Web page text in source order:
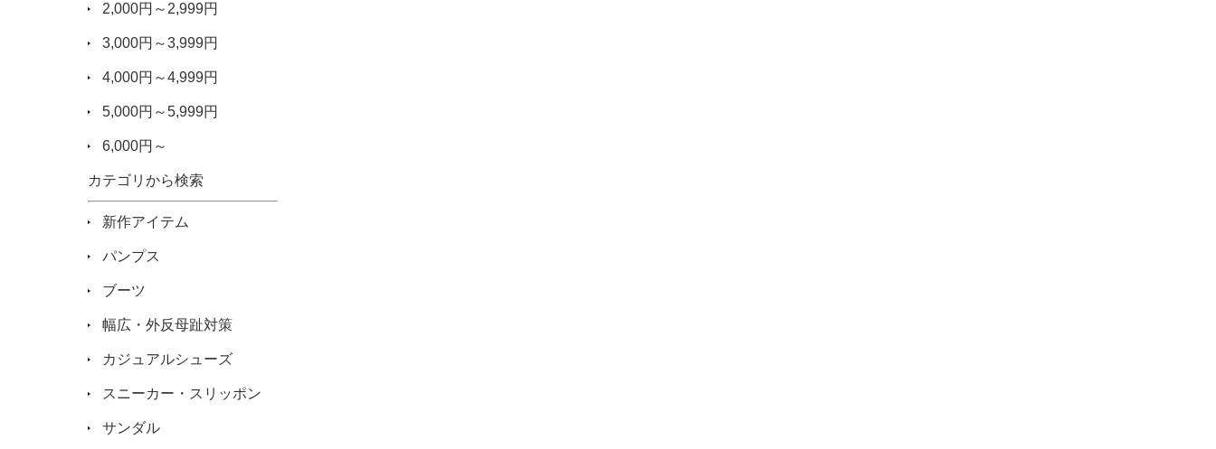
2,000円～2,999円
3,000円～3,999円
4,000円～4,999円
5,000円～5,999円
6,000円～
カテゴリから検索
新作アイテム
パンプス
ブーツ
幅広・外反母趾対策
カジュアルシューズ
スニーカー・スリッポン
サンダル